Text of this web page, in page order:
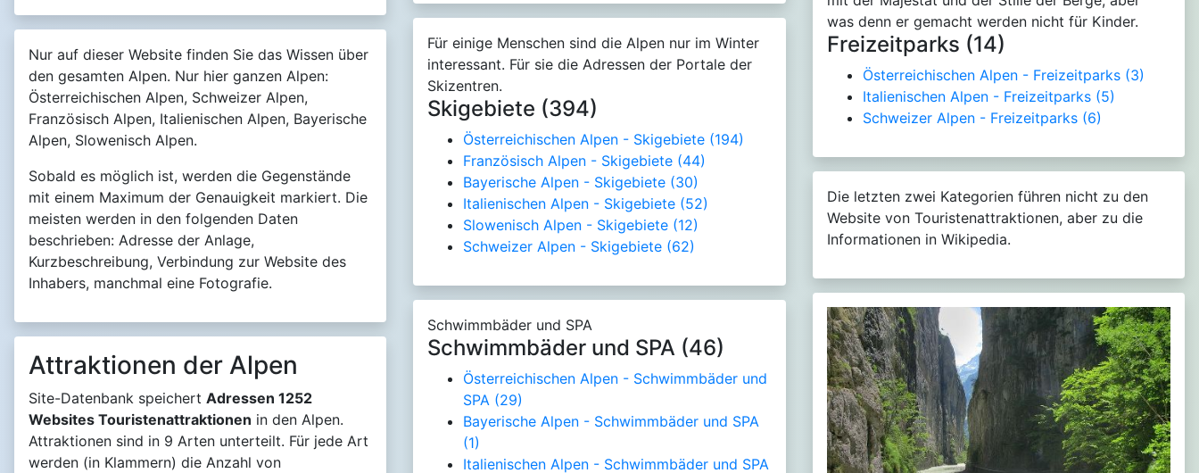
Nur auf dieser Website finden Sie das Wissen über
den gesamten Alpen. Nur hier ganzen Alpen:
Österreichischen Alpen, Schweizer Alpen,
Französisch Alpen, Italienischen Alpen, Bayerische
Alpen, Slowenisch Alpen.
Sobald es möglich ist, werden die Gegenstände
mit einem Maximum der Genauigkeit markiert. Die
meisten werden in den folgenden Daten
beschrieben: Adresse der Anlage,
Kurzbeschreibung, Verbindung zur Website des
Inhabers, manchmal eine Fotografie.
Attraktionen der Alpen
Site-Datenbank speichert Adressen 1252
Websites Touristenattraktionen in den Alpen.
Attraktionen sind in 9 Arten unterteilt. Für jede Art
werden (in Klammern) die Anzahl von
Für einige Menschen sind die Alpen nur im Winter
interessant. Für sie die Adressen der Portale der
Skizentren.
Skigebiete (394)
Österreichischen Alpen - Skigebiete (194)
Französisch Alpen - Skigebiete (44)
Bayerische Alpen - Skigebiete (30)
Italienischen Alpen - Skigebiete (52)
Slowenisch Alpen - Skigebiete (12)
Schweizer Alpen - Skigebiete (62)
Schwimmbäder und SPA
Schwimmbäder und SPA (46)
Österreichischen Alpen - Schwimmbäder und
SPA (29)
Bayerische Alpen - Schwimmbäder und SPA
(1)
Italienischen Alpen - Schwimmbäder und SPA
was denn er gemacht werden nicht für Kinder.
Freizeitparks (14)
Österreichischen Alpen - Freizeitparks(3)
Italienischen Alpen - Freizeitparks(5)
Schweizer Alpen - Freizeitparks(6)
Die letzten zwei Kategorien führen nicht zu den
Website von Touristenattraktionen, aber zu die
Informationen in Wikipedia.